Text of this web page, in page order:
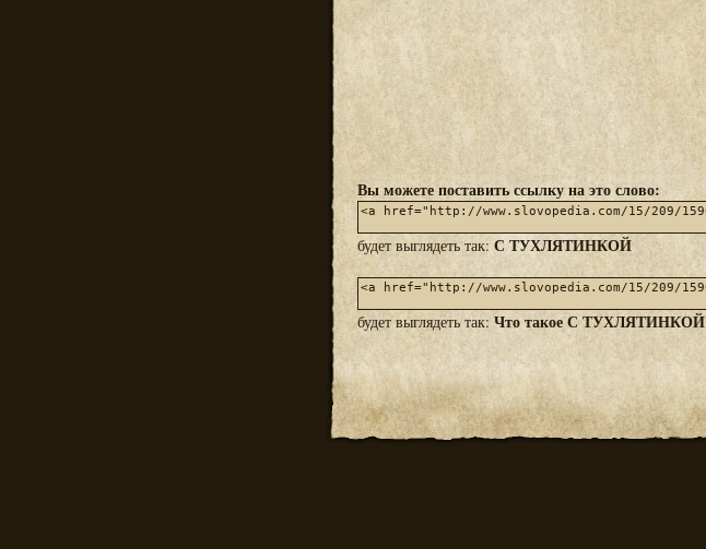
Вы можете поставить ссылку на это слово:
будет выглядеть так: С ТУХЛЯТИНКОЙ
будет выглядеть так:Что такое С ТУХЛЯТИНКОЙ